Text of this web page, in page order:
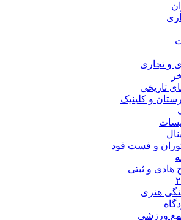
و تجاری
تاریخی
و کلینیک
و فست فود
و ثبتی
هنری
ورزشی